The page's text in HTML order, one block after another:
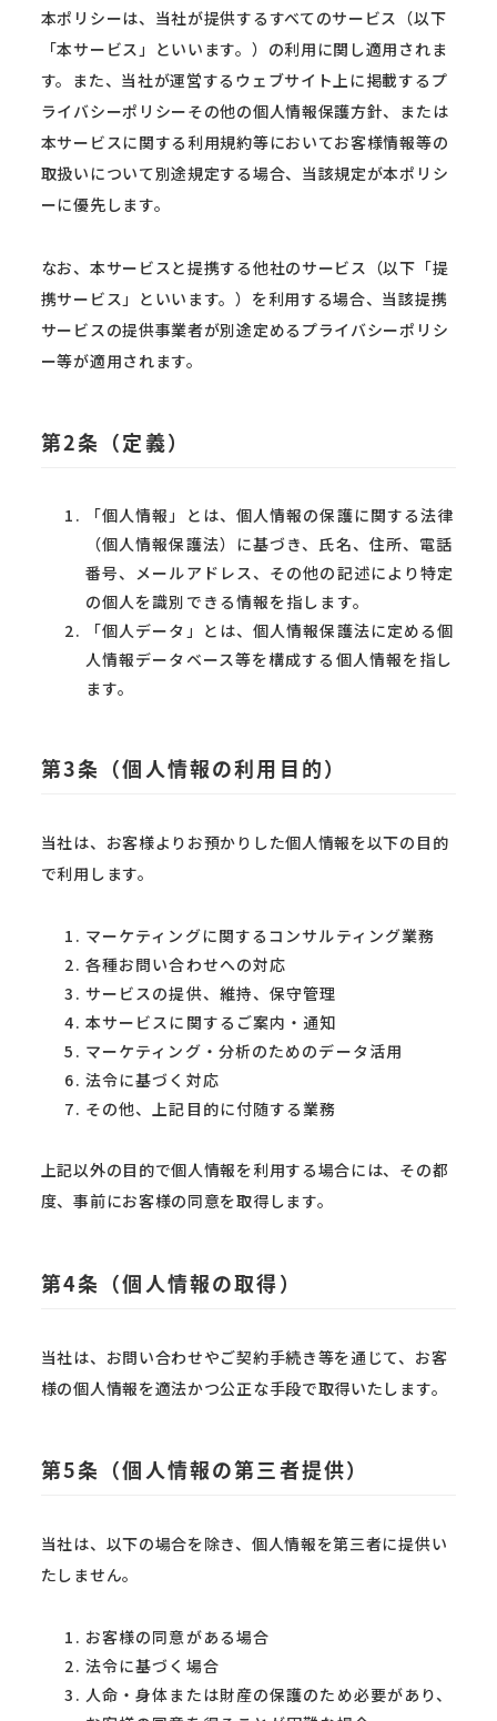
本ポリシーは、当社が提供するすべてのサービス（以下
「本サービス」といいます。）の利用に関し適用されま
す。また、当社が運営するウェブサイト上に掲載するプ
ライバシーポリシーその他の個人情報保護方針、または
本サービスに関する利用規約等においてお客様情報等の
取扱いについて別途規定する場合、当該規定が本ポリシ
ーに優先します。
なお、本サービスと提携する他社のサービス（以下「提
携サービス」といいます。）を利用する場合、当該提携
サービスの提供事業者が別途定めるプライバシーポリシ
ー等が適用されます。
第2条（定義）
「個人情報」とは、個人情報の保護に関する法律
（個人情報保護法）に基づき、氏名、住所、電話
番号、メールアドレス、その他の記述により特定
の個人を識別できる情報を指します。
「個人データ」とは、個人情報保護法に定める個
人情報データベース等を構成する個人情報を指し
ます。
第3条（個人情報の利用目的）
当社は、お客様よりお預かりした個人情報を以下の目的
で利用します。
マーケティングに関するコンサルティング業務
各種お問い合わせへの対応
サービスの提供、維持、保守管理
本サービスに関するご案内・通知
マーケティング・分析のためのデータ活用
法令に基づく対応
その他、上記目的に付随する業務
上記以外の目的で個人情報を利用する場合には、その都
度、事前にお客様の同意を取得します。
第4条（個人情報の取得）
当社は、お問い合わせやご契約手続き等を通じて、お客
様の個人情報を適法かつ公正な手段で取得いたします。
第5条（個人情報の第三者提供）
当社は、以下の場合を除き、個人情報を第三者に提供い
たしません。
お客様の同意がある場合
法令に基づく場合
人命・身体または財産の保護のため必要があり、